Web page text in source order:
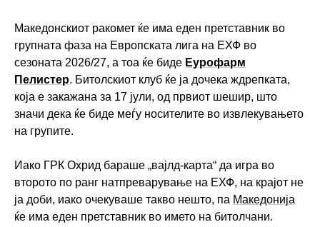
Македонскиот ракомет ќе има еден претставник во
групната фаза на Европската лига на ЕХФ во
сезоната 2026/27, а тоа ќе биде Еурофарм
Пелистер. Битолскиот клуб ќе ја дочека ждрепката,
која е закажана за 17 јули, од првиот шешир, што
значи дека ќе биде меѓу носителите во извлекувањето
на групите.
Иако ГРК Охрид бараше „вајлд-карта“ да игра во
второто по ранг натпреварување на ЕХФ, на крајот не
ја доби, иако очекуваше такво нешто, па Македонија
ќе има еден претставник во името на битолчани.